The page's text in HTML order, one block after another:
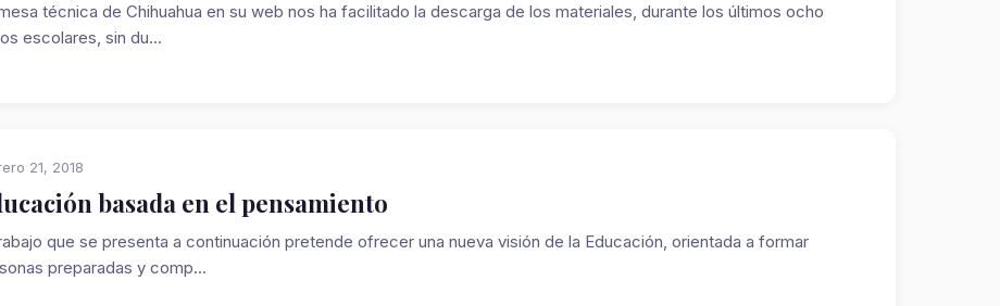
técnica de Chihuahua en su web nos ha facilitado la descarga de los materiales, durante los últimos ocho
escolares, sin du...
21, 2018
basada en el pensamiento
que se presenta a continuación pretende ofrecer una nueva visión de la Educación, orientada a formar
preparadas y comp...